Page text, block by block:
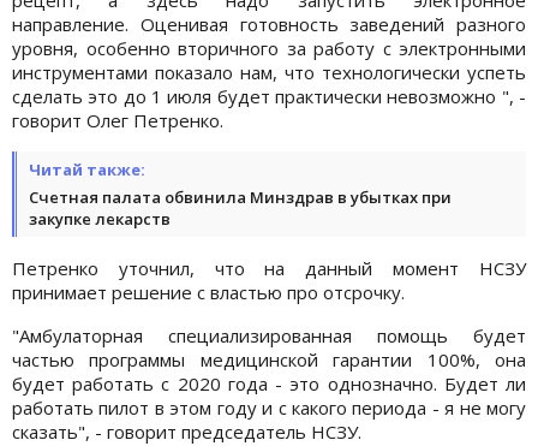
направление. Оценивая готовность заведений разного
уровня, особенно вторичного за работу с электронными
инструментами показало нам, что технологически успеть
сделать это до 1 июля будет практически невозможно ", -
говорит Олег Петренко.
Читай также:
Счетная палата обвинила Минздрав в убытках при
закупке лекарств
Петренко уточнил, что на данный момент НСЗУ
принимает решение с властью про отсрочку.
"Амбулаторная специализированная помощь будет
частью программы медицинской гарантии 100%, она
будет работать с 2020 года - это однозначно. Будет ли
работать пилот в этом году и с какого периода - я не могу
сказать", - говорит председатель НСЗУ.